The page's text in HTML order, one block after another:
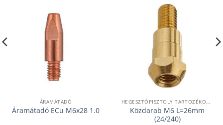
ÁRAMÁTADÓ
Áramátadó ECu M6x28 1.0
HEGESZTŐPISZTOLY TARTOZÉKOK ALKATRÉSZEK
Közdarab M6 L=26mm
(24/240)